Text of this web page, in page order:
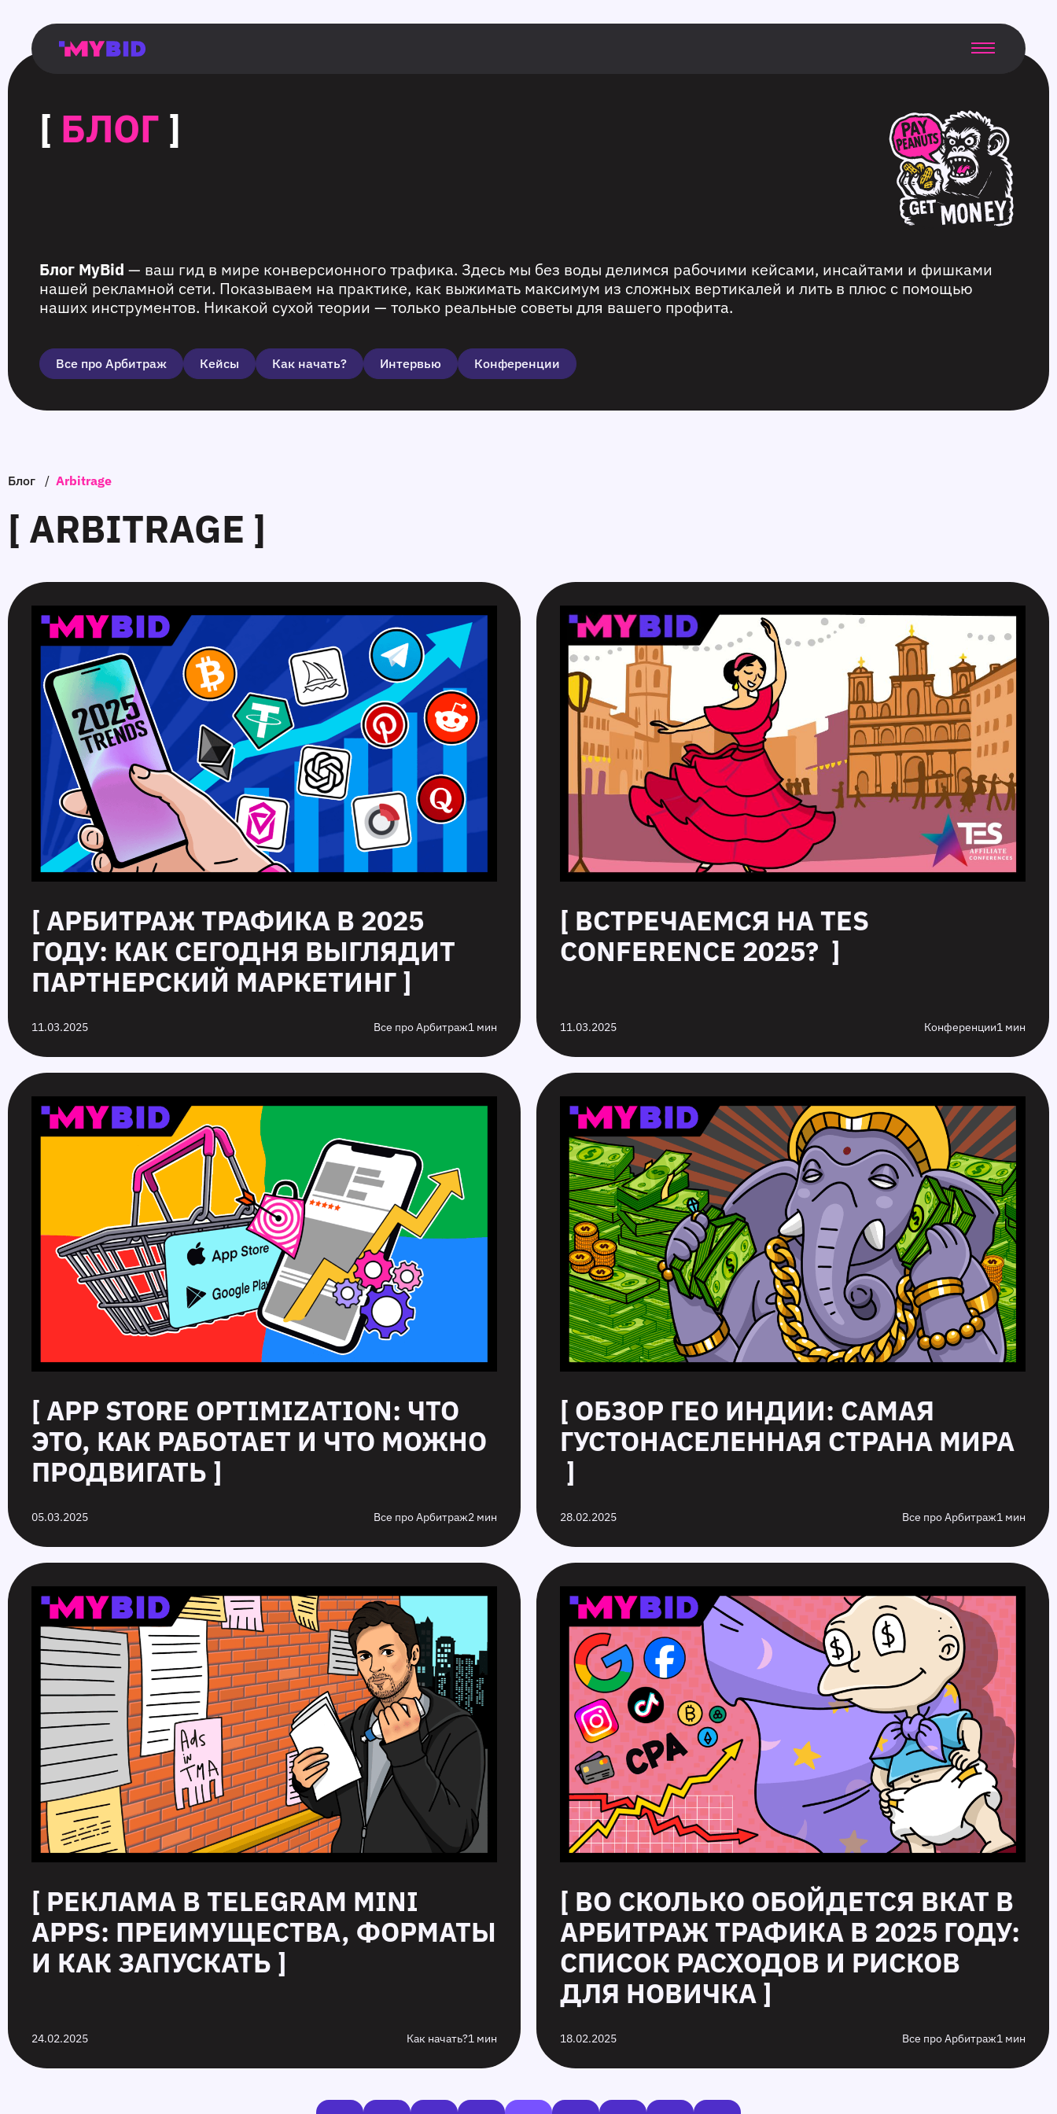
Главная
Гибкий
таргетинг
Возможности
Форматы
TMA
Главная
Домонетизация
TMA
Блог
Главная
страница
Main
page
Flexible
targeting
Opportunities
Formats
TMA
Main
page
Extra
monetization
TMA
Blog
Main
page
[ БЛОГ ]
Блог MyBid — ваш гид в мире конверсионного трафика. Здесь мы без воды делимся рабочими кейсами, инсайтами и фишками
нашей рекламной сети. Показываем на практике, как выжимать максимум из сложных вертикалей и лить в плюс с помощью
наших инструментов. Никакой сухой теории — только реальные советы для вашего профита.
Все про Арбитраж Кейсы Как начать? Интервью Конференции
Блог / Arbitrage
[ ARBITRAGE ]
[ АРБИТРАЖ ТРАФИКА В 2025
ГОДУ: КАК СЕГОДНЯ ВЫГЛЯДИТ
ПАРТНЕРСКИЙ МАРКЕТИНГ ]
11.03.2025 Все про Арбитраж1 мин
[ ВСТРЕЧАЕМСЯ НА TES
CONFERENCE 2025? ]
11.03.2025 Конференции1 мин
[ APP STORE OPTIMIZATION: ЧТО
ЭТО, КАК РАБОТАЕТ И ЧТО МОЖНО
ПРОДВИГАТЬ ]
05.03.2025 Все про Арбитраж2 мин
[ ОБЗОР ГЕО ИНДИИ: САМАЯ
ГУСТОНАСЕЛЕННАЯ СТРАНА МИРА
]
28.02.2025 Все про Арбитраж1 мин
[ РЕКЛАМА В TELEGRAM MINI
APPS: ПРЕИМУЩЕСТВА, ФОРМАТЫ
И КАК ЗАПУСКАТЬ ]
24.02.2025 Как начать?1 мин
[ ВО СКОЛЬКО ОБОЙДЕТСЯ ВКАТ В
АРБИТРАЖ ТРАФИКА В 2025 ГОДУ:
СПИСОК РАСХОДОВ И РИСКОВ
ДЛЯ НОВИЧКА ]
18.02.2025 Все про Арбитраж1 мин